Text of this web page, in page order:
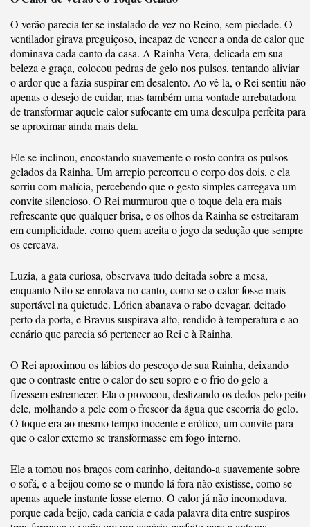
O verão parecia ter se instalado de vez no Reino, sem piedade. O
ventilador girava preguiçoso, incapaz de vencer a onda de calor que
dominava cada canto da casa. A Rainha Vera, delicada em sua
beleza e graça, colocou pedras de gelo nos pulsos, tentando aliviar
o ardor que a fazia suspirar em desalento. Ao vê-la, o Rei sentiu não
apenas o desejo de cuidar, mas também uma vontade arrebatadora
de transformar aquele calor sufocante em uma desculpa perfeita para
se aproximar ainda mais dela.
Ele se inclinou, encostando suavemente o rosto contra os pulsos
gelados da Rainha. Um arrepio percorreu o corpo dos dois, e ela
sorriu com malícia, percebendo que o gesto simples carregava um
convite silencioso. O Rei murmurou que o toque dela era mais
refrescante que qualquer brisa, e os olhos da Rainha se estreitaram
em cumplicidade, como quem aceita o jogo da sedução que sempre
os cercava.
Luzia, a gata curiosa, observava tudo deitada sobre a mesa,
enquanto Nilo se enrolava no canto, como se o calor fosse mais
suportável na quietude. Lórien abanava o rabo devagar, deitado
perto da porta, e Bravus suspirava alto, rendido à temperatura e ao
cenário que parecia só pertencer ao Rei e à Rainha.
O Rei aproximou os lábios do pescoço de sua Rainha, deixando
que o contraste entre o calor do seu sopro e o frio do gelo a
fizessem estremecer. Ela o provocou, deslizando os dedos pelo peito
dele, molhando a pele com o frescor da água que escorria do gelo.
O toque era ao mesmo tempo inocente e erótico, um convite para
que o calor externo se transformasse em fogo interno.
Ele a tomou nos braços com carinho, deitando-a suavemente sobre
o sofá, e a beijou como se o mundo lá fora não existisse, como se
apenas aquele instante fosse eterno. O calor já não incomodava,
porque cada beijo, cada carícia e cada palavra dita entre suspiros